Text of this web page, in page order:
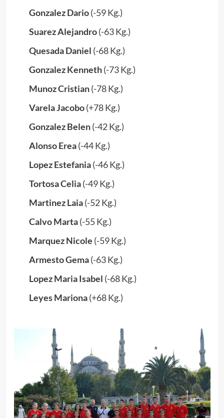
Gonzalez Dario(-59 Kg.)
Suarez Alejandro(-63 Kg.)
Quesada Daniel (-68 Kg.)
Gonzalez Kenneth(-73 Kg.)
Munoz Cristian(-78 Kg.)
Varela Jacobo(+78 Kg.)
Gonzalez Belen(-42 Kg.)
Alonso Erea(-44 Kg.)
Lopez Estefania(-46 Kg.)
TortosaCelia(-49 Kg.)
Martinez Laia(-52 Kg.)
Calvo Marta(-55 Kg.)
Marquez Nicole (-59 Kg.)
Armesto Gema(-63 Kg.)
Lopez Maria Isabel (-68 Kg.)
Leyes Mariona(+68 Kg.)